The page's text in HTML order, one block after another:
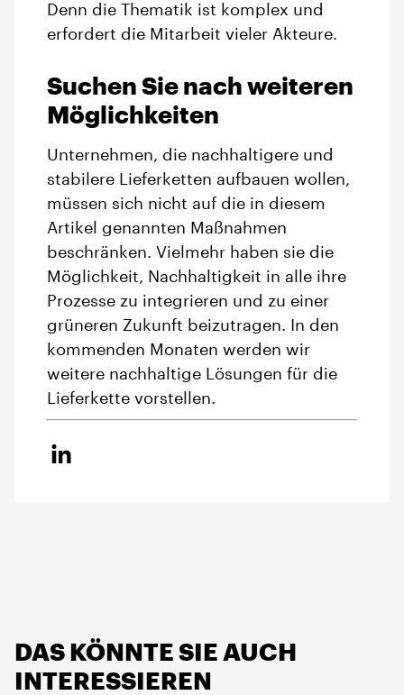
Denn die Thematik ist komplex und
erfordert die Mitarbeit vieler Akteure.
Suchen Sie nach weiteren
Möglichkeiten
Unternehmen, die nachhaltigere und
stabilere Lieferketten aufbauen wollen,
müssen sich nicht auf die in diesem
Artikel genannten Maßnahmen
beschränken. Vielmehr haben sie die
Möglichkeit, Nachhaltigkeit in alle ihre
Prozesse zu integrieren und zu einer
grüneren Zukunft beizutragen. In den
kommenden Monaten werden wir
weitere nachhaltige Lösungen für die
Lieferkette vorstellen.
DAS KÖNNTE SIE AUCH
INTERESSIEREN